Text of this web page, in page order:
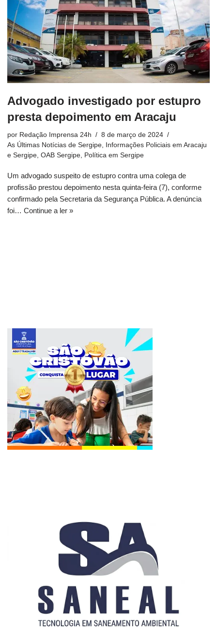
Advogado investigado por estupro
presta depoimento em Aracaju
por Redação Imprensa 24h
8 de março de 2024
As Últimas Notícias de Sergipe Informações Policiais em Aracaju
e Sergipe OAB Sergipe Política em Sergipe
Um advogado suspeito de estupro contra uma colega de
profissão prestou depoimento nesta quinta-feira (7), conforme
confirmado pela Secretaria da Segurança Pública. A denúncia
foi… Continue a ler »